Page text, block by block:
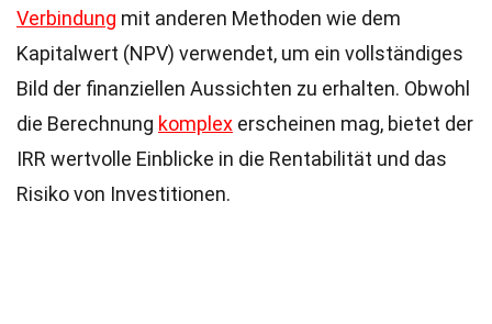
Verbindung mit anderen Methoden wie dem
Kapitalwert (NPV) verwendet, um ein vollständiges
Bild der finanziellen Aussichten zu erhalten. Obwohl
die Berechnung komplex erscheinen mag, bietet der
IRR wertvolle Einblicke in die Rentabilität und das
Risiko von Investitionen.